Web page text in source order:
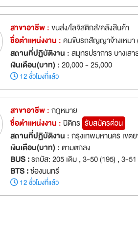
สาขาอาชีพ :ขนส่ง/โลจิสติกส์/คลังสินค้า
ชื่อตำเเหน่งงาน :คนขับรถสัญญาจ้างเหมา
สถานที่ปฏิบัติงาน :สมุทรปราการ บางเสา
เงินเดือน(บาท) :20,000 - 25,000
12 ชั่วโมงที่แล้ว
สาขาอาชีพ :กฎหมาย
ชื่อตำเเหน่งงาน :นิติกร รับสมัครด่วน
สถานที่ปฏิบัติงาน :กรุงเทพมหานคร เขต
เงินเดือน(บาท) :ตามตกลง
BUS :รถบัส: 205 เดิม , 3-50 (195) , 3-
BTS :ช่องนนทรี
12 ชั่วโมงที่แล้ว